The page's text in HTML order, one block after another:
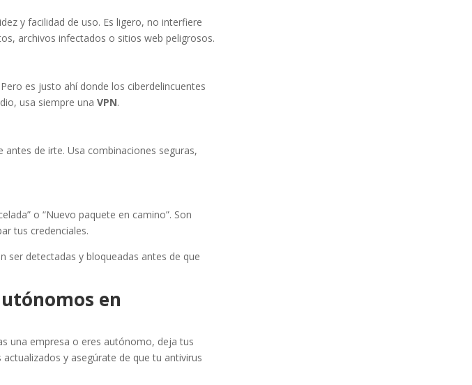
y facilidad de uso. Es ligero, no interfiere
archivos infectados o sitios web peligrosos.
es justo ahí donde los ciberdelincuentes
usa siempre unaVPN.
de irte. Usa combinaciones seguras,
o “Nuevo paquete en camino”. Son
tus credenciales.
ser detectadas y bloqueadas antes de que
en
una empresa o eres autónomo, deja tus
y asegúrate de que tu antivirus